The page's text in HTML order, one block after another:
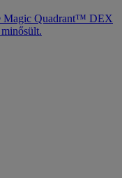
Magic Quadrant™ DEX